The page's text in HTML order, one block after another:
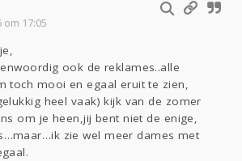
om 17:05
ook de reklames..alle
toch mooi en egaal eruit te zien,
heel vaak) kijk van de zomer
om je heen,jij bent niet de enige,
zie wel meer dames met